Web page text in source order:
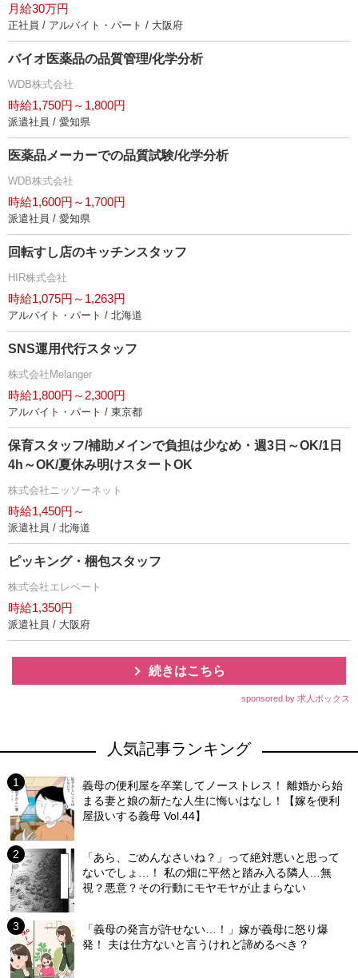
月給30万円
正社員 / アルバイト・パート / 大阪府
バイオ医薬品の品質管理/化学分析
WDB株式会社
時給1,750円～1,800円
派遣社員 / 愛知県
医薬品メーカーでの品質試験/化学分析
WDB株式会社
時給1,600円～1,700円
派遣社員 / 愛知県
回転すし店のキッチンスタッフ
HIR株式会社
時給1,075円～1,263円
アルバイト・パート / 北海道
SNS運用代行スタッフ
株式会社Melanger
時給1,800円～2,300円
アルバイト・パート / 東京都
保育スタッフ/補助メインで負担は少なめ・週3日～OK/1日
4h～OK/夏休み明けスタートOK
株式会社ニッソーネット
時給1,450円～
派遣社員 / 北海道
ピッキング・梱包スタッフ
株式会社エレベート
時給1,350円
派遣社員 / 大阪府
続きはこちら
sponsored by 求人ボックス
人気記事ランキング
義母の便利屋を卒業してノーストレス！ 離婚から始
まる妻と娘の新たな人生に悔いはなし！【嫁を便利
屋扱いする義母 Vol.44】
「あら、ごめんなさいね？」って絶対悪いと思って
ないでしょ…！ 私の畑に平然と踏み入る隣人…無
視？悪意？その行動にモヤモヤが止まらない
「義母の発言が許せない…！」嫁が義母に怒り爆
発！ 夫は仕方ないと言うけれど諦めるべき？